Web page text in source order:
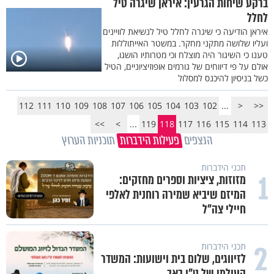
לחלל
איראן הודיעה כי שיגרה לחלל טיל לנשיאת לוויינים
ועליו שלושה מתקני מחקר. במשטר האייתוללות
טענו כי השיגור היה מוצלח וכי מטרותיו הושגו,
אולם על פי דיווחים של גורמים אופוזיציוניים, הטיל
כשל בניסיון להיכנס למסלול
<<
<
...
102
103
104
105
106
107
108
109
110
111
112
113
114
115
116
117
118
119
...
>
>>
הנצפים פעילות הידברות תוכניות הערוץ
1 תכני הידברות
מזוזות, ציציות וספרים מחזקים:
המיזם שיביא שמירה רוחנית לאלפי
חיילי צה"ל
2 תכני הידברות
לזיווגים, שלום בית וישועות: המשדר